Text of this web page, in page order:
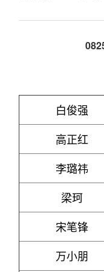
白俊强
高正红
李璐祎
梁珂
宋笔锋
万小朋